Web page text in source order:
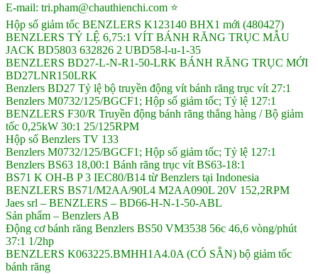
E-mail: tri.pham@chauthienchi.com ⭐
Hộp số giảm tốc BENZLERS K123140 BHX1 mới (480427)
BENZLERS TỶ LỆ 6,75:1 VÍT BÁNH RĂNG TRỤC MẪU
JACK BD5803 632826 2 UBD58-l-u-1-35
BENZLERS BD27-L-N-R1-50-LRK BÁNH RĂNG TRỤC MỚI
BD27LNR150LRK
Benzlers BD27 Tỷ lệ bộ truyền động vít bánh răng trục vít 27:1
Benzlers M0732/125/BGCF1; Hộp số giảm tốc; Tỷ lệ 127:1
BENZLERS F30/R Truyền động bánh răng thẳng hàng / Bộ giảm
tốc 0,25kW 30:1 25/125RPM
Hộp số Benzlers TV 133
Benzlers M0732/125/BGCF1; Hộp số giảm tốc; Tỷ lệ 127:1
Benzlers BS63 18,00:1 Bánh răng trục vít BS63-18:1
BS71 K OH-B P 3 IEC80/B14 từ Benzlers tại Indonesia
BENZLERS BS71/M2AA/90L4 M2AA090L 20V 152,2RPM
Jaes srl – BENZLERS – BD66-H-N-1-50-ABL
Sản phẩm – Benzlers AB
Động cơ bánh răng Benzlers BS50 VM3538 56c 46,6 vòng/phút
37:1 1/2hp
BENZLERS K063225.BMHH1A4.0A (CÓ SẴN) bộ giảm tốc
bánh răng